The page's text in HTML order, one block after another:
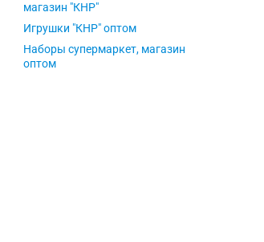
магазин "КНР"
Игрушки "КНР" оптом
Наборы супермаркет, магазин
оптом